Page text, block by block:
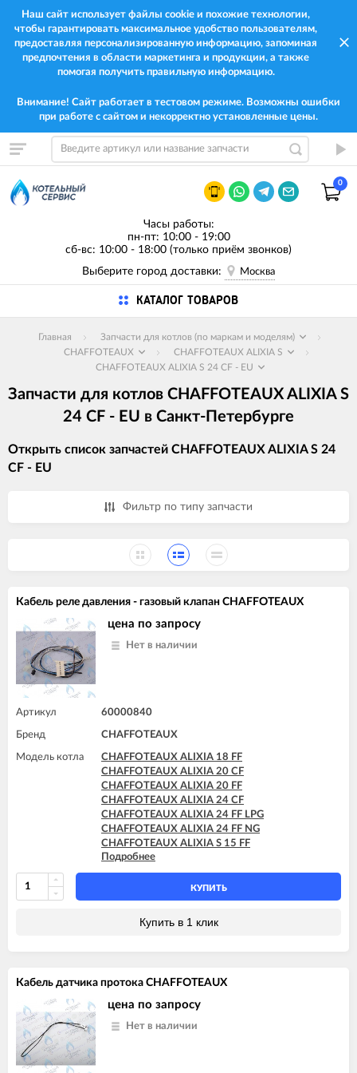
Наш сайт использует файлы cookie и похожие технологии,
чтобы гарантировать максимальное удобство пользователям,
предоставляя персонализированную информацию, запоминая
предпочтения в области маркетинга и продукции, а также
помогая получить правильную информацию.
Внимание! Сайт работает в тестовом режиме. Возможны ошибки
при работе с сайтом и некорректно установленные цены.
0
Часы работы:
пн-пт: 10:00 - 19:00
сб-вс: 10:00 - 18:00 (только приём звонков)
Выберите город доставки:
Москва
КАТАЛОГ ТОВАРОВ
Главная
Запчасти для котлов (по маркам и моделям)
CHAFFOTEAUX
CHAFFOTEAUX ALIXIA S
CHAFFOTEAUX ALIXIA S 24 CF - EU
Запчасти для котлов CHAFFOTEAUX ALIXIA S
24 CF - EU в Санкт-Петербурге
Открыть список запчастей CHAFFOTEAUX ALIXIA S 24
CF - EU
Фильтр по типу запчасти
Кабель реле давления - газовый клапан CHAFFOTEAUX
цена по запросу
Нет в наличии
Артикул 60000840
Бренд CHAFFOTEAUX
Модель котла
CHAFFOTEAUX ALIXIA 18 FF
CHAFFOTEAUX ALIXIA 20 CF
CHAFFOTEAUX ALIXIA 20 FF
CHAFFOTEAUX ALIXIA 24 CF
CHAFFOTEAUX ALIXIA 24 FF LPG
CHAFFOTEAUX ALIXIA 24 FF NG
CHAFFOTEAUX ALIXIA S 15 FF
CHAFFOTEAUX ALIXIA S 18 FF
CHAFFOTEAUX ALIXIA S 20 CF
CHAFFOTEAUX ALIXIA S 20 FF
CHAFFOTEAUX ALIXIA S 24 CF
CHAFFOTEAUX ALIXIA S 24 FF
CHAFFOTEAUX ALIXIA SIMPLE 24 FF
CHAFFOTEAUX ALIXIA SIMPLE S 18 CF
CHAFFOTEAUX ALIXIA SIMPLE S 24 CF
Подробнее
КУПИТЬ
Купить в 1 клик
Кабель датчика протока CHAFFOTEAUX
цена по запросу
Нет в наличии